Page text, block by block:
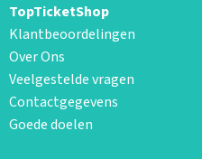
TopTicketShop
Klantbeoordelingen
Over Ons
Veelgestelde vragen
Contactgegevens
Goede doelen